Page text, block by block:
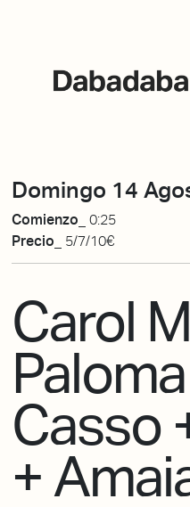
Domingo 14
Comienzo_ 0:25
Precio_ 5/7/10€
Carol
Casso
+